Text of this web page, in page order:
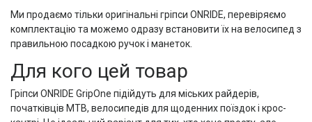
Ми продаємо тільки оригінальні гріпси ONRIDE, перевіряємо
комплектацію та можемо одразу встановити їх на велосипед з
правильною посадкою ручок і манеток.
Для кого цей товар
Гріпси ONRIDE GripOne підійдуть для міських райдерів,
початківців MTB, велосипедів для щоденних поїздок і крос-